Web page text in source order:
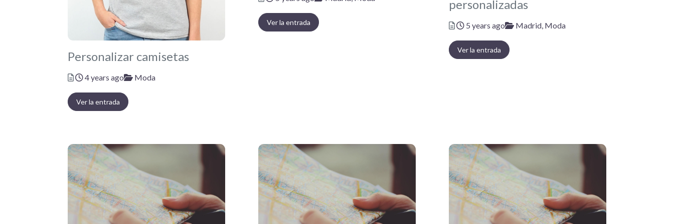
Personalizar camisetas
Posted
4 years ago Categories
Moda
Ver la entrada
Ver la entrada
personalizadas
Posted
5 years ago Categories
Madrid, Moda
Ver la entrada